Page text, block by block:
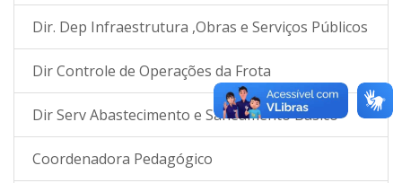
Dir. Dep Infraestrutura ,Obras e Serviços Públicos
Dir Controle de Operações da Frota
Dir Serv Abastecimento e Saneamento Básico
Coordenadora Pedagógico